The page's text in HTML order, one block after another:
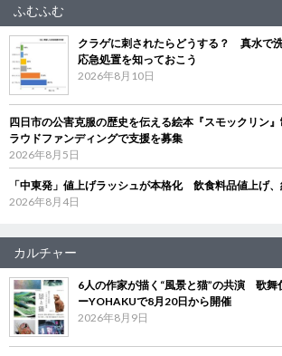
ふむふむ
クラゲに刺されたらどうする？ 真水で
応急処置を知っておこう
2026年8月10日
四日市の公害克服の歴史を伝える絵本『スモックリン
ラウドファンディングで支援を募集
2026年8月5日
「中東発」値上げラッシュが本格化 飲食料品値上げ
2026年8月4日
カルチャー
6人の作家が描く“風景と猫”の共演 歌舞
ーYOHAKUで8月20日から開催
2026年8月9日